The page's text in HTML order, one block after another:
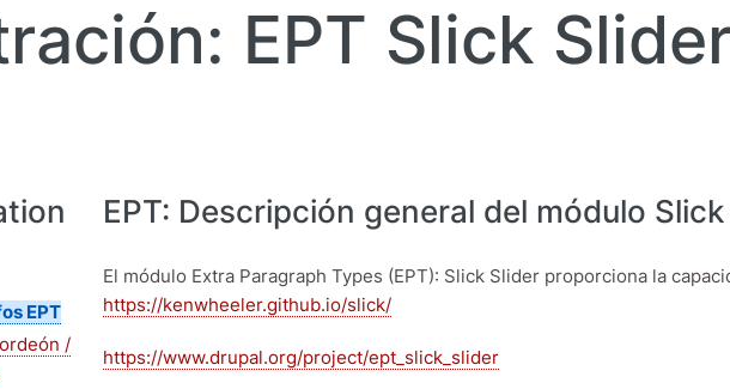
EPT Slick
EPT
/
EPT: Descripción general del módulo
El módulo Extra Paragraph Types (EPT): Slick Slider proporciona la
https://kenwheeler.github.io/slick/
https://www.drupal.org/project/ept_slick_slider